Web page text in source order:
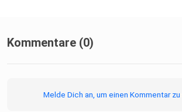
Kommentare (0)
Melde Dich an, um einen Kommentar zu